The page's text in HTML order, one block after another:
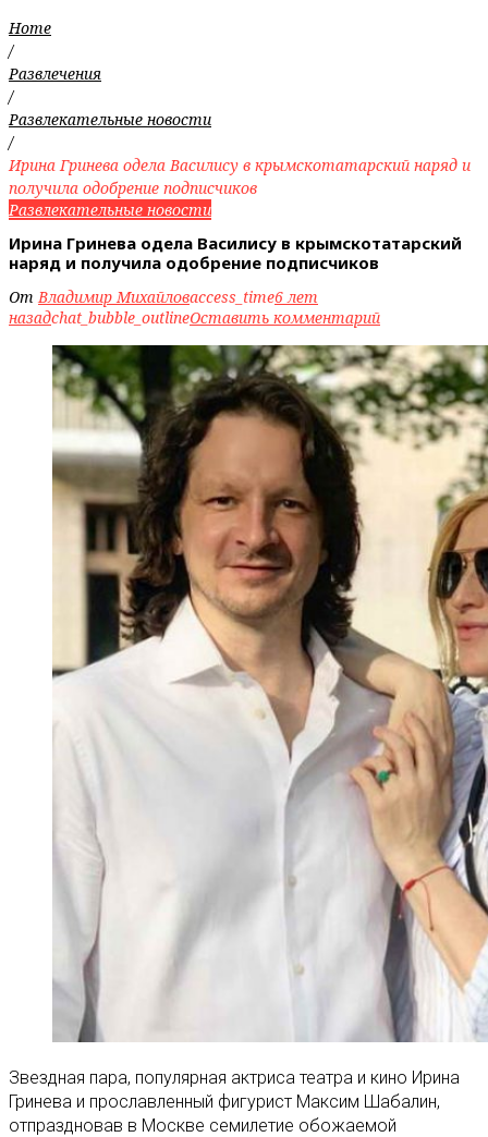
Home
/
Развлечения
/
Развлекательные новости
/
Ирина Гринева одела Василису в крымскотатарский наряд и
получила одобрение подписчиков
Развлекательные новости
Ирина Гринева одела Василису в крымскотатарский
наряд и получила одобрение подписчиков
ОтВладимир Михайловaccess_time6 лет
назадchat_bubble_outlineОставить комментарий
Звездная пара, популярная актриса театра и кино Ирина
Гринева и прославленный фигурист Максим Шабалин,
отпраздновав в Москве семилетие обожаемой